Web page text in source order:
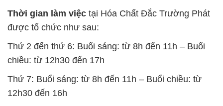
Thời gian làm việc tại Hóa Chất Đắc Trường Phát
được tổ chức như sau:
Thứ 2 đến thứ 6: Buổi sáng: từ 8h đến 11h – Buổi
chiều: từ 12h30 đến 17h
Thứ 7: Buổi sáng: từ 8h đến 11h – Buổi chiều: từ
12h30 đến 16h